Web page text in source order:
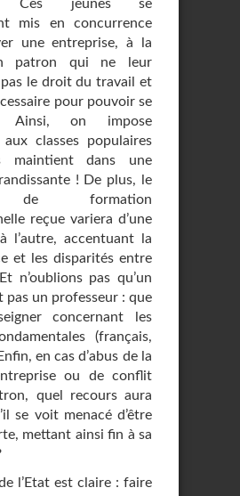
Ces jeunes se
mis en concurrence
une entreprise, à la
patron qui ne leur
pas le droit du travail et
pour pouvoir se
Ainsi, on impose
aux classes populaires
dans une
! De plus, le
de formation
reçue variera d’une
l’autre, accentuant la
et les disparités entre
n’oublions pas qu’un
pas un professeur : que
concernant les
(français,
en cas d’abus de la
ou de conflit
quel recours aura
se voit menacé d’être
mettant ainsi fin à sa
l’Etat est claire : faire